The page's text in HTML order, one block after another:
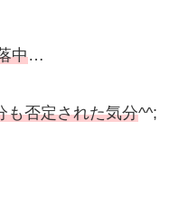
でNFTをゲットしてから
す。しかしながら
TownS...
中…
も否定された気分^^;